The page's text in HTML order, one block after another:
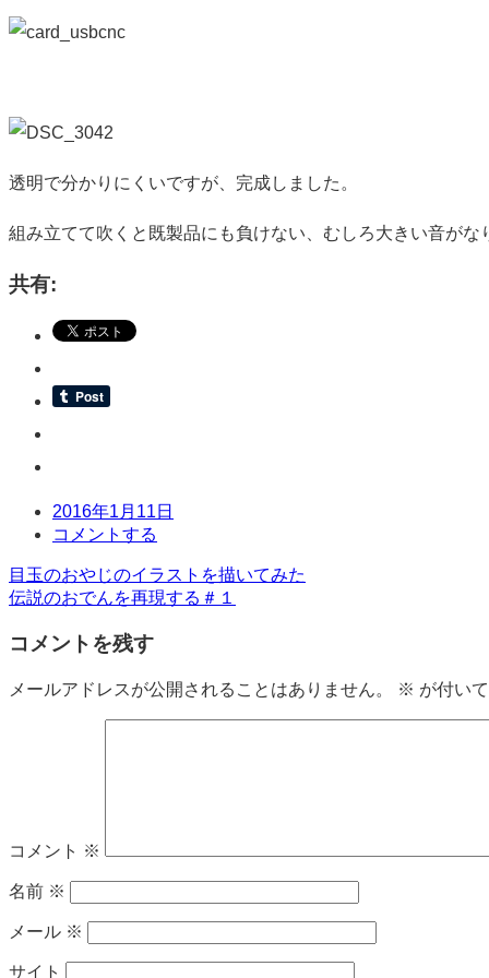
透明で分かりにくいですが、完成しました。
組み立てて吹くと既製品にも負けない、むしろ大きい音がな
共有:
日
時
2016年1月11日
コ
ン
ト
コメントする
投
稿
ナ
ビ
ン
目玉のおやじのイラストを描いてみた
伝説のおでんを再現する＃１
コメントを残す
メールアドレスが公開されることはありません。 ※ が付い
コメント ※
名前 ※
メール ※
サイト